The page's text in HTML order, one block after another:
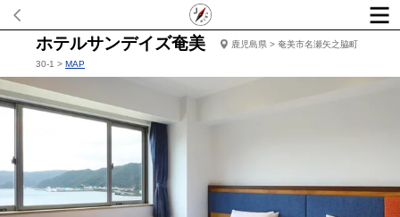
ホテルサンデイズ奄美
鹿児島県 > 奄美市名瀬矢之脇町
30-1 > MAP